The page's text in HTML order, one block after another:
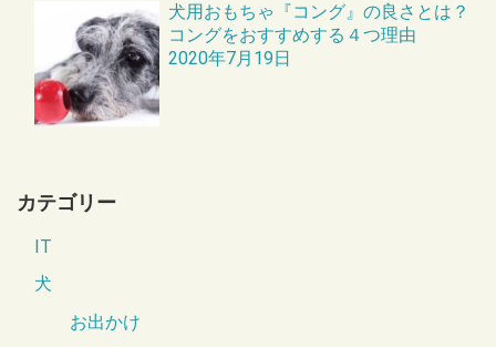
犬用おもちゃ『コング』の良さとは？
コングをおすすめする４つ理由
2020年7月19日
カテゴリー
IT
犬
お出かけ